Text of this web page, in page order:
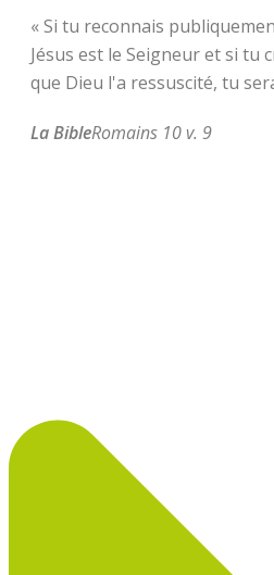
« Si tu reconnais
Jésus est le Seigneur et si tu
que Dieu l'a ressuscité, tu
La BibleRomains 10 v. 9